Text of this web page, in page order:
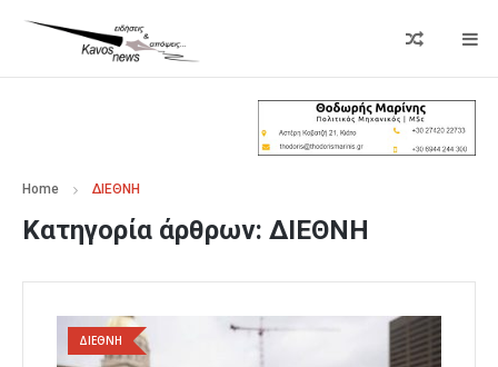
Home ΔΙΕΘΝΗ
Κατηγορία άρθρων: ΔΙΕΘΝΗ
ΔΙΕΘΝΗ